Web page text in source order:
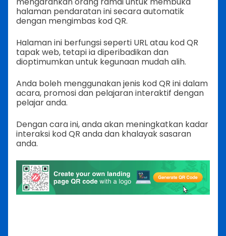
halaman pendaratan ini secara automatik
dengan mengimbas kod QR.
Halaman ini berfungsi seperti URL atau kod QR
tapak web, tetapi ia diperibadikan dan
dioptimumkan untuk kegunaan mudah alih.
Anda boleh menggunakan jenis kod QR ini dalam
acara, promosi dan pelajaran interaktif dengan
pelajar anda.
Dengan cara ini, anda akan meningkatkan kadar
interaksi kod QR anda dan khalayak sasaran
anda.